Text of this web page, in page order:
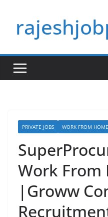
content
PRIVATE JOBS WORK FROM
Work From
|Groww